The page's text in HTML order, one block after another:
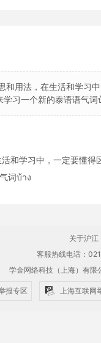
和用法，在生活和学习
习一个新的泰语语气词
和学习中，一定要懂
词บ้าง
关于沪江
客服热线电话：
学金网络科技（上海）有
报专区 上海互联网